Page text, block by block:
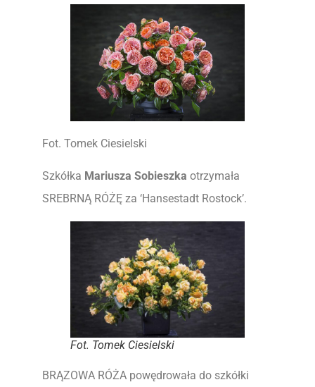
Fot. Tomek Ciesielski
Szkółka Mariusza Sobieszka otrzymała
SREBRNĄ RÓŻĘ za ‘Hansestadt Rostock’.
Fot. Tomek Ciesielski
BRĄZOWA RÓŻA powędrowała do szkółki